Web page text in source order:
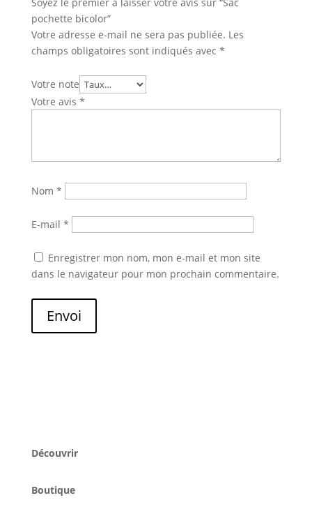
pochette bicolor”
Votre adresse e-mail ne sera pas publiée. Les
champs obligatoires sont indiqués avec *
Votre note
Votre avis *
Nom *
E-mail *
Enregistrer mon nom, mon e-mail et mon site
dans le navigateur pour mon prochain commentaire.
Envoi
Découvrir
Boutique